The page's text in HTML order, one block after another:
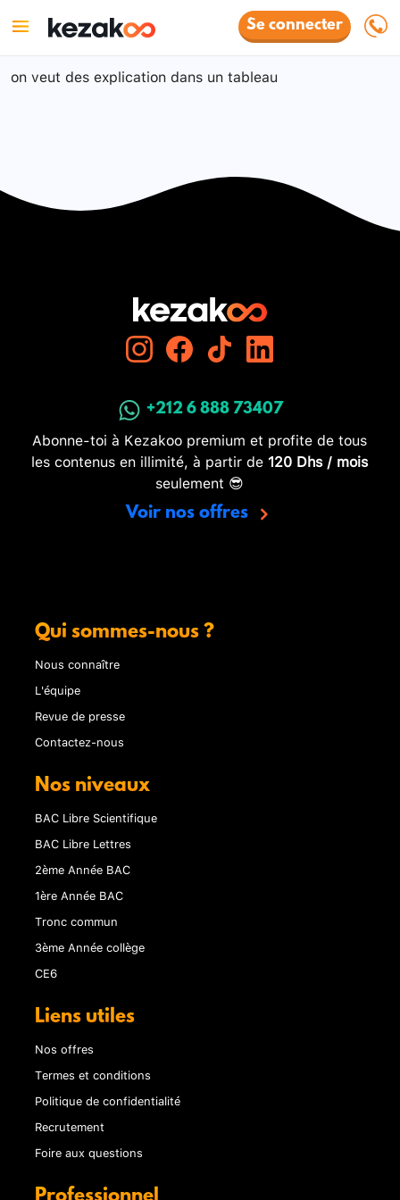
Se connecter
on veut des explication dans un tableau
+212 6 888 73407
Abonne-toi à Kezakoo premium et profite de tous
les contenus en illimité, à partir de 120 Dhs / mois
seulement 😎
Voir nos offres
Qui sommes-nous ?
Nous connaître
L'équipe
Revue de presse
Contactez-nous
Nos niveaux
BAC Libre Scientifique
BAC Libre Lettres
2ème Année BAC
1ère Année BAC
Tronc commun
3ème Année collège
CE6
Liens utiles
Nos offres
Termes et conditions
Politique de confidentialité
Recrutement
Foire aux questions